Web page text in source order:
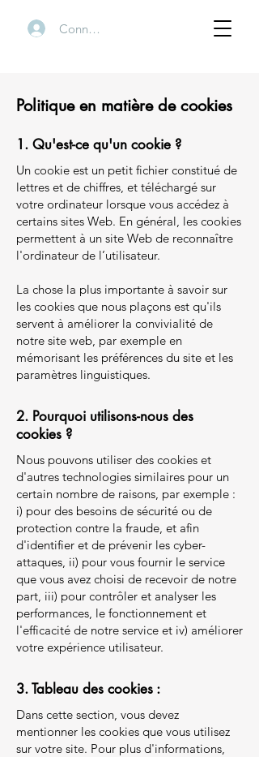
Connexion
Politique en matière de cookies
1. Qu'est-ce qu'un cookie ?
Un cookie est un petit fichier constitué de
lettres et de chiffres, et téléchargé sur
votre ordinateur lorsque vous accédez à
certains sites Web. En général, les cookies
permettent à un site Web de reconnaître
l'ordinateur de l’utilisateur.
La chose la plus importante à savoir sur
les cookies que nous plaçons est qu'ils
servent à améliorer la convivialité de
notre site web, par exemple en
mémorisant les préférences du site et les
paramètres linguistiques.
2. Pourquoi utilisons-nous des
cookies ?
Nous pouvons utiliser des cookies et
d'autres technologies similaires pour un
certain nombre de raisons, par exemple :
i) pour des besoins de sécurité ou de
protection contre la fraude, et afin
d'identifier et de prévenir les cyber-
attaques, ii) pour vous fournir le service
que vous avez choisi de recevoir de notre
part, iii) pour contrôler et analyser les
performances, le fonctionnement et
l'efficacité de notre service et iv) améliorer
votre expérience utilisateur.
3. Tableau des cookies :
Dans cette section, vous devez
mentionner les cookies que vous utilisez
sur votre site. Pour plus d'informations,